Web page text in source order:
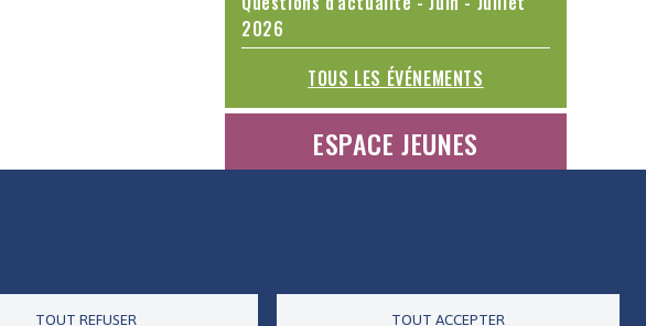
2026
TOUS LES ÉVÉNEMENTS
ESPACE JEUNES
TOUT REFUSER TOUT ACCEPTER